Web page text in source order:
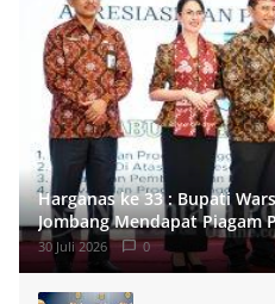
Harganas ke 33 : Bupati
Jombang Mendapat Piagam
30 Juli 2026 0